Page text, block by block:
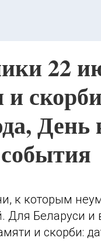
22
и
День
к которым
Для Беларуси и
и скорби: